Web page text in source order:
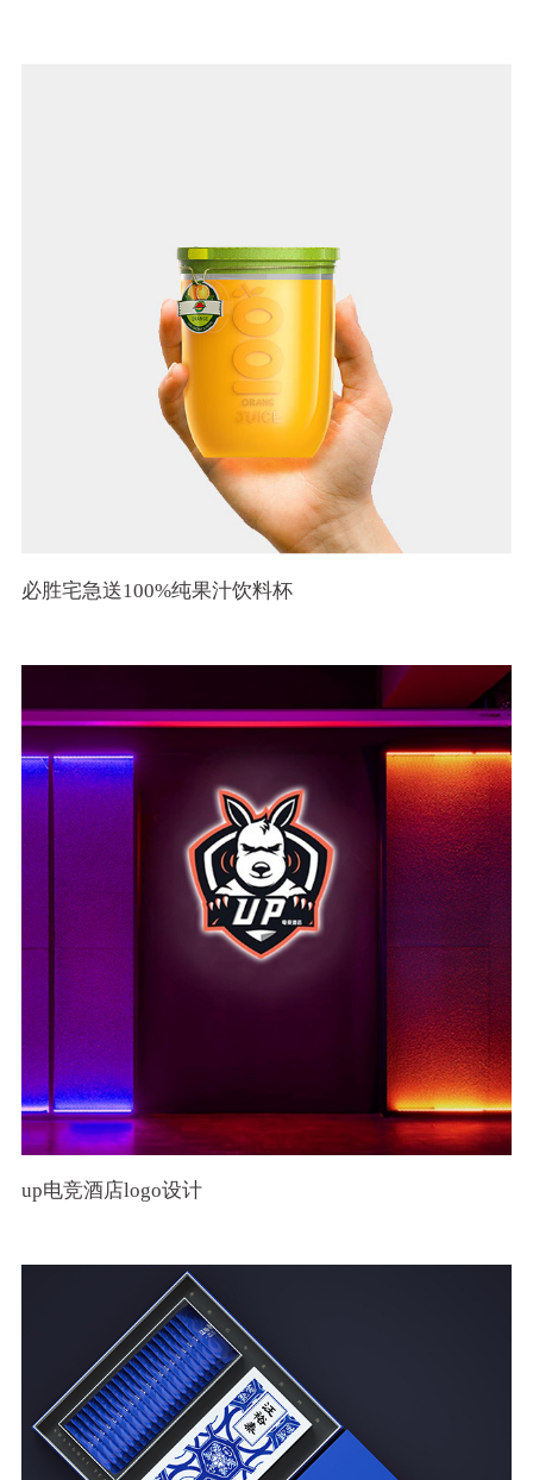
必胜宅急送100%纯果汁饮料杯
up电竞酒店logo设计